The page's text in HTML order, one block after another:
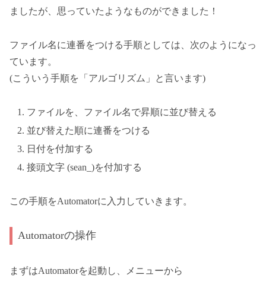
ましたが、思っていたようなものができました！
ファイル名に連番をつける手順としては、次のようになっ
ています。
(こういう手順を「アルゴリズム」と言います)
ファイルを、ファイル名で昇順に並び替える
並び替えた順に連番をつける
日付を付加する
接頭文字 (sean_)を付加する
この手順をAutomatorに入力していきます。
Automatorの操作
まずはAutomatorを起動し、メニューから